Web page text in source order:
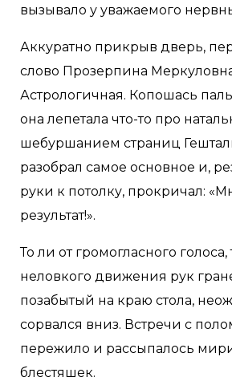
вызывало у уважаемого
Аккуратно прикрыв дверь,
слово Прозерпина
Астрологичная. Копошась
она лепетала что-то про
шебуршанием страниц
разобрал самое основное и,
руки к потолку, прокричал:
результат!».
То ли от громогласного голоса,
неловкого движения рук
позабытый на краю стола,
сорвался вниз. Встречи с
пережило и рассыпалось
блестяшек.